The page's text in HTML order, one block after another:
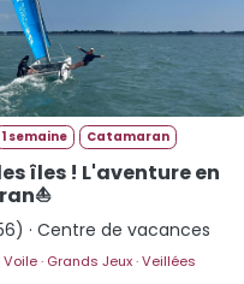
1 semaine Catamaran
îles ! L'aventure en
· Centre de vacances
Catamaran · Voile · Grands Jeux · Veillées